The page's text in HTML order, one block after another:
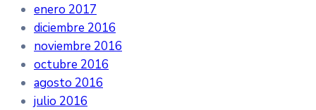
enero 2017
diciembre 2016
noviembre 2016
octubre 2016
agosto 2016
julio 2016